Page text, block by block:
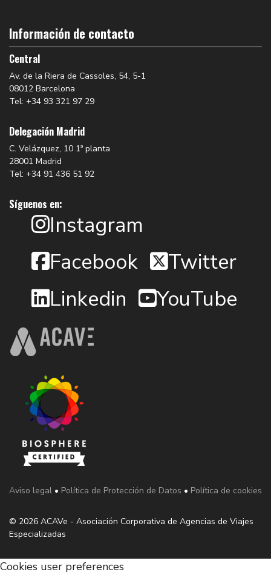
Información de contacto
Central
Av. de la Riera de Cassoles, 54, 5-1
08012 Barcelona
Tel: +34 93 321 97 29
Delegación Madrid
C. Velázquez, 10 1ª planta
28001 Madrid
Tel: +34 91 436 51 92
Síguenos en:
Instagram
Facebook
Twitter
Linkedin
YouTube
Aviso legal • Política de Protección de Datos • Política de cookies
© 2026 ACAVe - Asociación Corporativa de Agencias de Viajes
Especializadas
Cookies user preferences